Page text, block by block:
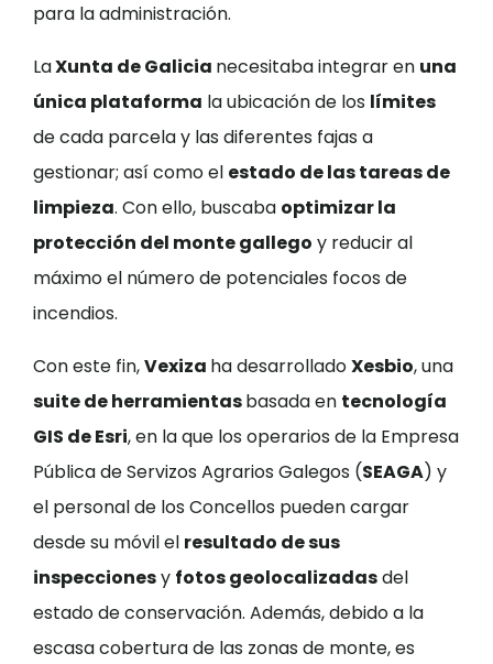
para la administración.
LaXunta de Galicia necesitaba integrar en una
única plataforma la ubicación de los límites
de cada parcela y las diferentes fajas a
gestionar; así como el estado de las tareas de
limpieza. Con ello, buscaba optimizar la
protección del monte gallego y reducir al
máximo el número de potenciales focos de
incendios.
Con este fin,Vexiza ha desarrolladoXesbio, una
suite de herramientasbasada en tecnología
GIS de Esri, en la que los operarios de la Empresa
Pública de Servizos Agrarios Galegos (SEAGA) y
el personal de los Concellos pueden cargar
desde su móvil el resultado de sus
inspeccionesy fotos geolocalizadasdel
estado de conservación. Además, debido a la
escasa cobertura de las zonas de monte, es